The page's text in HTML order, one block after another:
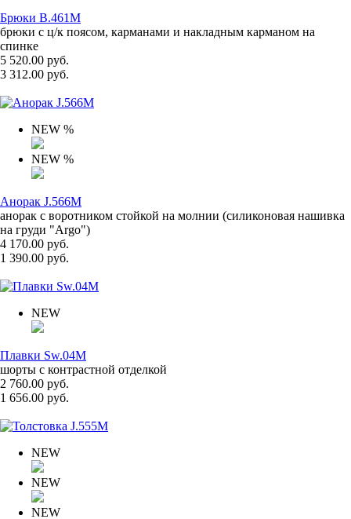
Брюки B.461M
брюки с ц/к поясом, карманами и накладным карманом на
спинке
5 520.00 руб.
3 312.00 руб.
NEW %
NEW %
Анорак J.566M
анорак с воротником стойкой на молнии (силиконовая нашивка
на груди "Argo")
4 170.00 руб.
1 390.00 руб.
NEW
Плавки Sw.04M
шорты с контрастной отделкой
2 760.00 руб.
1 656.00 руб.
NEW
NEW
NEW